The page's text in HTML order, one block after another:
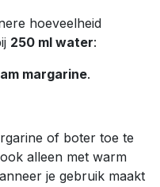
hoeveelheid
250 ml water:
margarine.
of boter toe te
alleen met warm
je gebruik maakt